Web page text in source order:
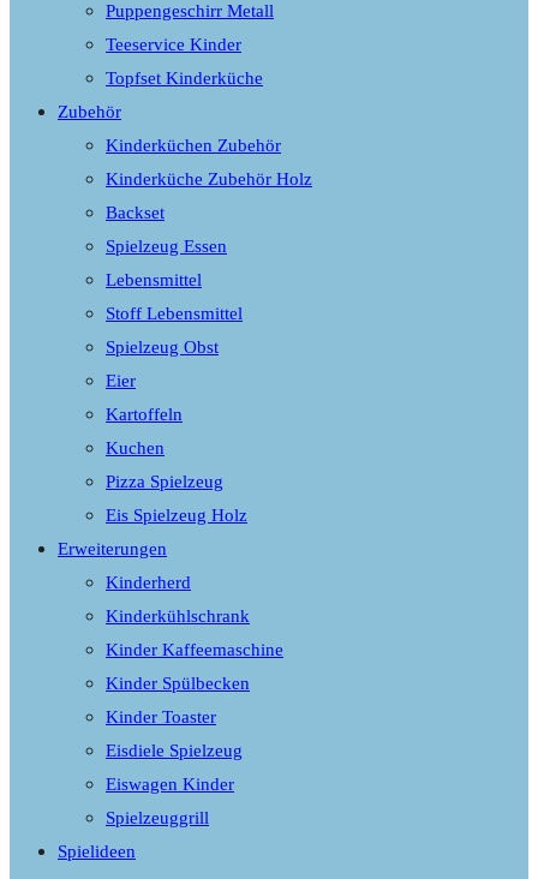
Puppengeschirr Metall
Teeservice Kinder
Topfset Kinderküche
Zubehör
Kinderküchen Zubehör
Kinderküche Zubehör Holz
Backset
Spielzeug Essen
Lebensmittel
Stoff Lebensmittel
Spielzeug Obst
Eier
Kartoffeln
Kuchen
Pizza Spielzeug
Eis Spielzeug Holz
Erweiterungen
Kinderherd
Kinderkühlschrank
Kinder Kaffeemaschine
Kinder Spülbecken
Kinder Toaster
Eisdiele Spielzeug
Eiswagen Kinder
Spielzeuggrill
Spielideen